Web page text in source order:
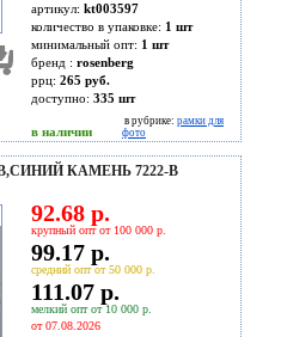
артикул: kt003597
количество в упаковке: 1 шт
минимальный опт: 1 шт
бренд : rosenberg
ррц: 265 руб.
доступно: 335 шт
в наличии
в рубрике: рамки для
фото
КАМЕНЬ 7222-B
92.68 р.
крупный опт от 100 000 р.
99.17 р.
средний опт от 50 000 р.
111.07 р.
мелкий опт от 10 000 р.
от 07.08.2026